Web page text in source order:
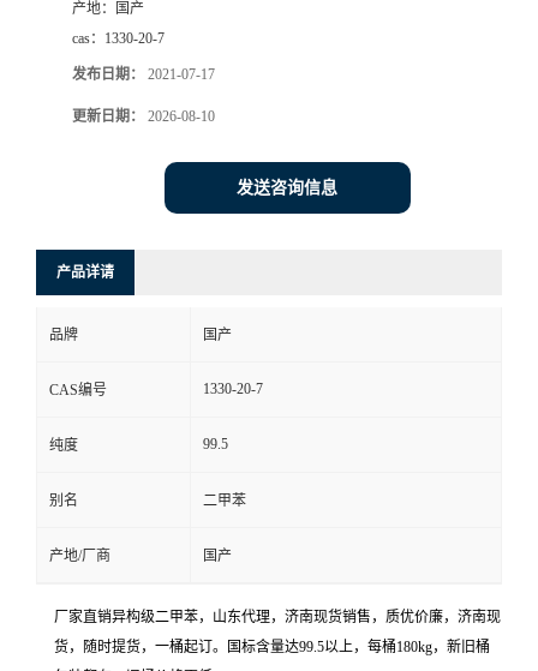
产地：
国产
cas： 1330-20-7
发布日期： 2021-07-17
更新日期： 2026-08-10
发送咨询信息
产品详请
品牌 国产
CAS编号 1330-20-7
纯度 99.5
别名 二甲苯
产地/厂商 国产
厂家直销异构级二甲苯，山东代理，济南现货销售，质优价廉，济南现
货，随时提货，一桶起订。国标含量达99.5以上，每桶180kg，新旧桶